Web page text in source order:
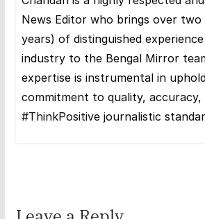
News Editor who brings over two
years) of distinguished
industry to the Bengal Mirror
expertise is instrumental in
commitment to quality, accuracy,
#ThinkPositive journalistic